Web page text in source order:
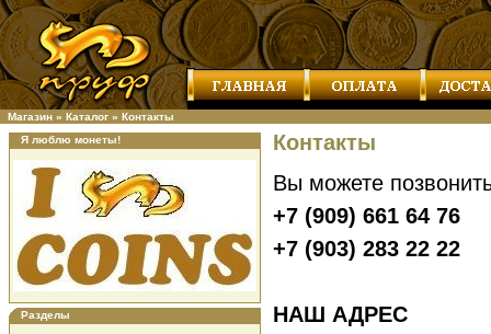
Магазин » Каталог » Контакты
Я люблю монеты!
Разделы
Контакты
Вы можете
+7 (909) 661 64 76
+7 (903) 283 22 22
НАШ АДРЕС